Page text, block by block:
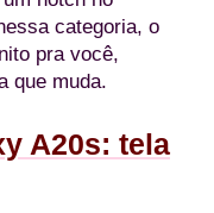
categoria, o
pra você,
que muda.
A20s: tela